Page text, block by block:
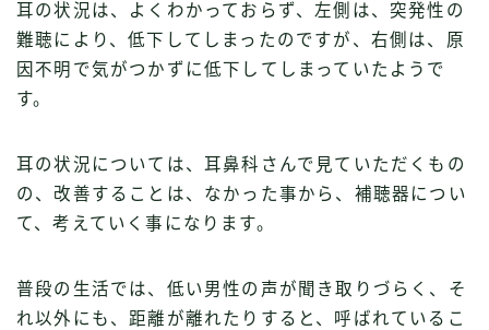
耳の状況は、よくわかっておらず、左側は、突発性の
難聴により、低下してしまったのですが、右側は、原
因不明で気がつかずに低下してしまっていたようで
す。
耳の状況については、耳鼻科さんで見ていただくもの
の、改善することは、なかった事から、補聴器につい
て、考えていく事になります。
普段の生活では、低い男性の声が聞き取りづらく、そ
れ以外にも、距離が離れたりすると、呼ばれているこ